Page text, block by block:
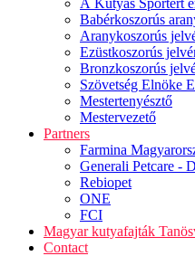
A Kutyás Sportért
Babérkoszorús
Aranykoszorús
Ezüstkoszorús
Bronzkoszorús
Szövetség Elnöke
Mestertenyésztő
Mestervezető
Partners
Farmina
Generali Petcare -
Rebiopet
ONE
FCI
Magyar kutyafajták
Contact